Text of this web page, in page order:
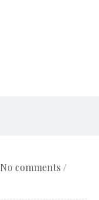
No comments /